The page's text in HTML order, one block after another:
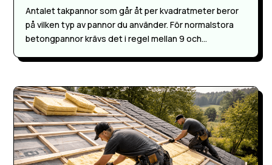
Antalet takpannor som går åt per kvadratmeter beror
på vilken typ av pannor du använder. För normalstora
betongpannor krävs det i regel mellan 9 och...